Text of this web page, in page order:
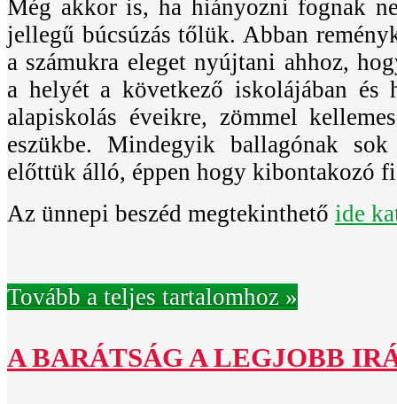
Még akkor is, ha hiányozni fognak
jellegű búcsúzás tőlük. Abban
a számukra eleget nyújtani ahhoz,
a helyét a következő iskolájában és
alapiskolás éveikre, zömmel
eszükbe. Mindegyik ballagónak
előttük álló, éppen hogy kibontakozó
Az ünnepi beszéd megtekinthető ide
Tovább a teljes tartalomhoz »
A BARÁTSÁG A LEGJOBB